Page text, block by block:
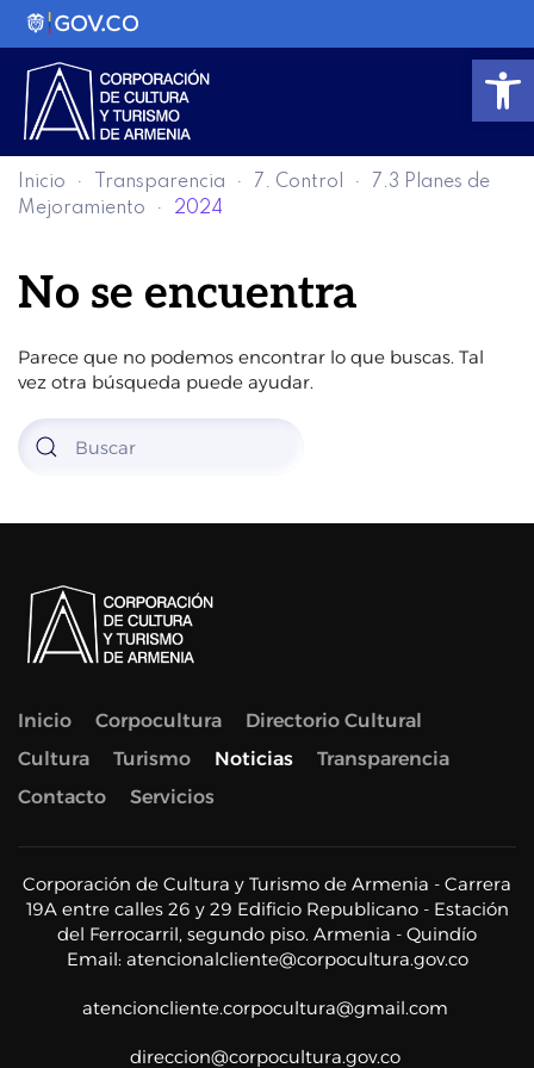
Inicio Transparencia 7. Control
7.3 Planes de
Mejoramiento
2024
No se encuentra
Parece que no podemos encontrar lo que buscas. Tal
vez otra búsqueda puede ayudar.
Inicio Corpocultura
Directorio Cultural
Cultura
Turismo Noticias
Transparencia
Contacto
Servicios
Corporación de Cultura y Turismo de Armenia - Carrera
19A entre calles 26 y 29 Edificio Republicano - Estación
del Ferrocarril, segundo piso. Armenia - Quindío
Email: atencionalcliente@corpocultura.gov.co
atencioncliente.corpocultura@gmail.com
direccion@corpocultura.gov.co